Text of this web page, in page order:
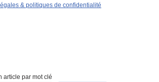
& politiques de confidentialité
article par mot clé